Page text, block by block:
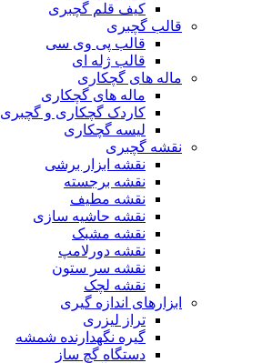
کیف قلم گچبری
قالب گچبری
قالب پی وی سی
قالب ژله ای
ماله های گچکاری
ماله های گچکاری
کاردک گچکاری و گچبری
لیسه گچکاری
نقشه گچبری
نقشه ابزار برشی
نقشه برجسته
نقشه مطیف
نقشه حاشیه سازی
نقشه مشبک
نقشه دورلامپ
نقشه سر ستون
نقشه لچک
ابزارهای اندازه گیری
تراز لیزری
گیره نگهدارنده شمشه
دستگاه گچ ساز